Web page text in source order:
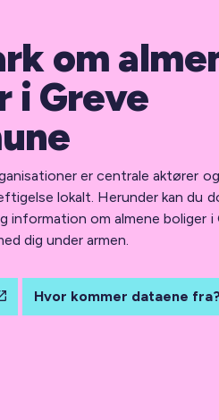
om
i Greve
er centrale aktører
lokalt. Herunder kan du
information om almene boliger i
dig under armen.
Hvor kommer dataene